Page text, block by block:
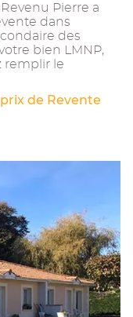
Pierre a
dans
des
bien LMNP,
remplir le
de Revente